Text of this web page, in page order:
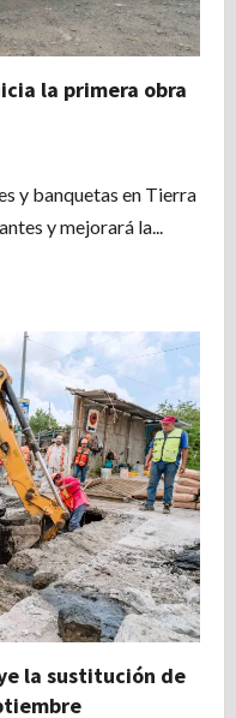
la primera obra
y banquetas en Tierra
y mejorará la...
la sustitución de